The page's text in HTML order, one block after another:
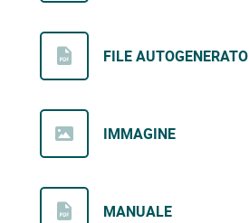
FILE AUTOGENERATO
IMMAGINE
MANUALE